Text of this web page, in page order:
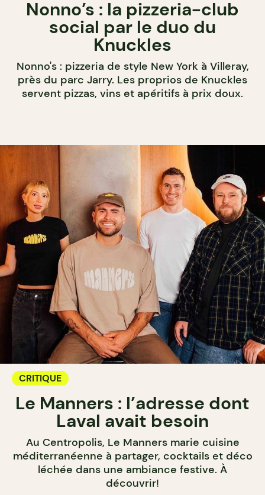
Nonno’s : la pizzeria-club
social par le duo du
Knuckles
Nonno's : pizzeria de style New York à Villeray,
près du parc Jarry. Les proprios de Knuckles
servent pizzas, vins et apéritifs à prix doux.
CRITIQUE
Le Manners : l’adresse dont
Laval avait besoin
Au Centropolis, Le Manners marie cuisine
méditerranéenne à partager, cocktails et déco
léchée dans une ambiance festive. À
découvrir!